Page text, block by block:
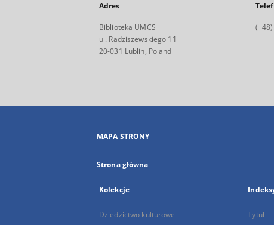
Adres
Biblioteka UMCS
ul. Radziszewskiego 11
20-031 Lublin, Poland
MAPA STRONY
Strona główna
Kolekcje
Dziedzictwo kulturowe Tytuł